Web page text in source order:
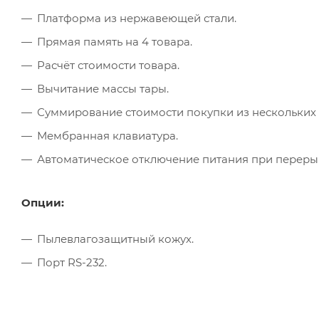
Платформа из нержавеющей стали.
Прямая память на 4 товара.
Расчёт стоимости товара.
Вычитание массы тары.
Суммирование стоимости покупки из нескольких
Мембранная клавиатура.
Автоматическое отключение питания при
Опции:
Пылевлагозащитный кожух.
Порт RS-232.